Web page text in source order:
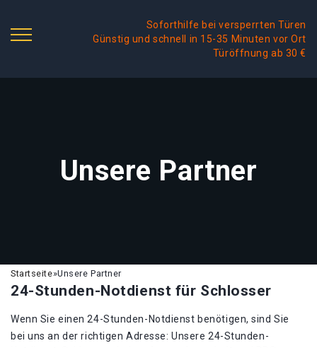
Soforthilfe bei versperrten Türen
Günstig und schnell in 15-35 Minuten vor Ort
Türöffnung ab 30 €
Unsere Partner
Startseite»Unsere Partner
24-Stunden-Notdienst für Schlosser
Wenn Sie einen 24-Stunden-Notdienst benötigen, sind Sie
bei uns an der richtigen Adresse: Unsere 24-Stunden-